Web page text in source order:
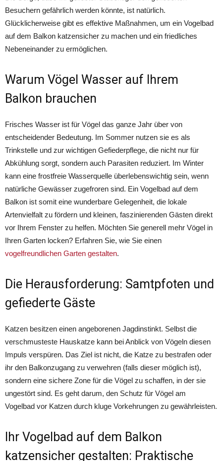
Besuchern gefährlich werden könnte, ist natürlich.
Glücklicherweise gibt es effektive Maßnahmen, um ein Vogelbad
auf dem Balkon katzensicher zu machen und ein friedliches
Nebeneinander zu ermöglichen.
Warum Vögel Wasser auf Ihrem
Balkon brauchen
Frisches Wasser ist für Vögel das ganze Jahr über von
entscheidender Bedeutung. Im Sommer nutzen sie es als
Trinkstelle und zur wichtigen Gefiederpflege, die nicht nur für
Abkühlung sorgt, sondern auch Parasiten reduziert. Im Winter
kann eine frostfreie Wasserquelle überlebenswichtig sein, wenn
natürliche Gewässer zugefroren sind. Ein Vogelbad auf dem
Balkon ist somit eine wunderbare Gelegenheit, die lokale
Artenvielfalt zu fördern und kleinen, faszinierenden Gästen direkt
vor Ihrem Fenster zu helfen. Möchten Sie generell mehr Vögel in
Ihren Garten locken? Erfahren Sie, wie Sie einen
vogelfreundlichen Garten gestalten.
Die Herausforderung: Samtpfoten und
gefiederte Gäste
Katzen besitzen einen angeborenen Jagdinstinkt. Selbst die
verschmusteste Hauskatze kann bei Anblick von Vögeln diesen
Impuls verspüren. Das Ziel ist nicht, die Katze zu bestrafen oder
ihr den Balkonzugang zu verwehren (falls dieser möglich ist),
sondern eine sichere Zone für die Vögel zu schaffen, in der sie
ungestört sind. Es geht darum, den Schutz für Vögel am
Vogelbad vor Katzen durch kluge Vorkehrungen zu gewährleisten.
Ihr Vogelbad auf dem Balkon
katzensicher gestalten: Praktische